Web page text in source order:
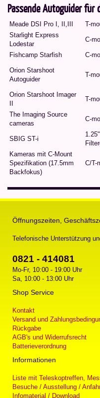
Passende Autoguider für
Meade DSI Pro I, II,III T-
Starlight Express
Lodestar
C-
Fishcamp Starfish C-
Orion Starshoot
Autoguider
T-
Orion Starshoot Imager
T-
The Imaging Source
cameras
C-
SBIG ST-i
Kameras mit C-Mount
Spezifikation (17.5mm
Backfokus)
C/T-
Öffnungszeiten,
Telefonische Unterstützung
0821 - 414081
Mo-Fr, 10:00 - 19:00 Uhr
Sa, 10:00 - 13:00 Uhr
Shop Service
Kontakt
Versand und
Rückgabe
AGB's und Widerrufsrecht
Batterieverordnung
Informationen
Liste mit Teleskoptreffen,
Besuche / Ausstellung /
Infomaterial / Download